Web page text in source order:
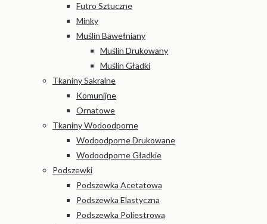
Futro Sztuczne
Minky
Muślin Bawełniany
Muślin Drukowany
Muślin Gładki
Tkaniny Sakralne
Komunijne
Ornatowe
Tkaniny Wodoodporne
Wodoodporne Drukowane
Wodoodporne Gładkie
Podszewki
Podszewka Acetatowa
Podszewka Elastyczna
Podszewka Poliestrowa